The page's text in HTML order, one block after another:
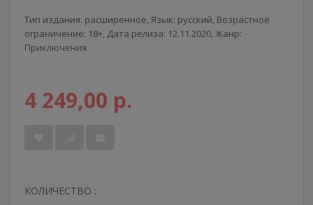
Тип издания: расширенное, Язык: русский, Возрастное
ограничение: 18+, Дата релиза: 12.11.2020, Жанр:
Приключения
4 249,00 р.
КОЛИЧЕСТВО :